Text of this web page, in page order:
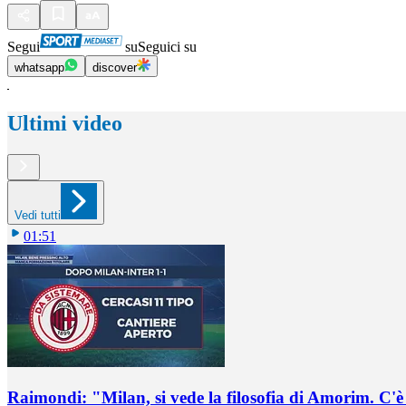
Segui suSeguici su
whatsapp discover
Ultimi video
Vedi tutti
01:51
Raimondi: "Milan, si vede la filosofia di Amorim.